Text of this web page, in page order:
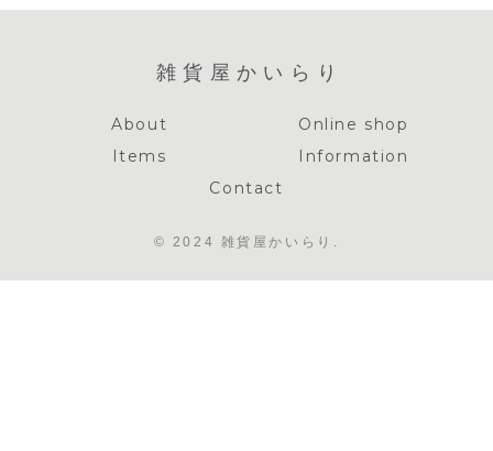
雑貨屋かいらり
About
Online shop
Items
Information
Contact
© 2024 雑貨屋かいらり.